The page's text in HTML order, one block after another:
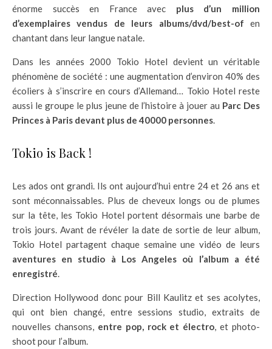
énorme succès en France avec plus d’un million
d’exemplaires vendus de leurs albums/dvd/best-of en
chantant dans leur langue natale.
Dans les années 2000 Tokio Hotel devient un véritable
phénomène de société : une augmentation d’environ 40% des
écoliers à s’inscrire en cours d’Allemand… Tokio Hotel reste
aussi le groupe le plus jeune de l’histoire à jouer au Parc Des
Princes à Paris devant plus de 40000 personnes.
Tokio is Back !
Les ados ont grandi. Ils ont aujourd’­hui entre 24 et 26 ans et
sont méconnaissables. Plus de cheveux longs ou de plumes
sur la tête, les Tokio Hotel portent désormais une barbe de
trois jours. Avant de révéler la date de sortie de leur album,
Tokio Hotel partagent chaque semaine une vidéo de leurs
aventures en studio à Los Angeles où l’album a été
enregistré.
Direction Hollywood donc pour Bill Kaulitz et ses acolytes,
qui ont bien changé, entre sessions studio, extraits de
nouvelles chansons, entre pop, rock et électro, et photo-
shoot pour l’album.